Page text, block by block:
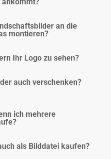
ankommt?
an die
montieren?
Ihr Logo zu sehen?
auch verschenken?
ich mehrere
als Bilddatei kaufen?